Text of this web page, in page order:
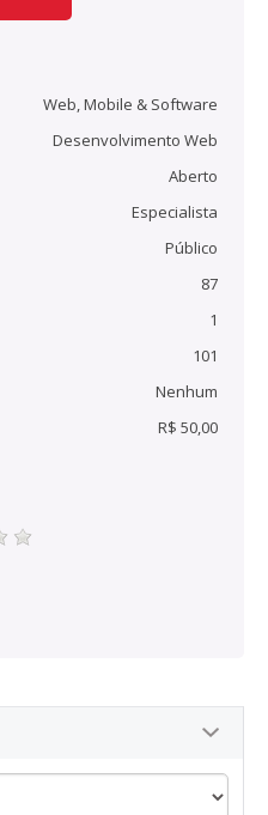
Web, Mobile & Software
Desenvolvimento Web
Aberto
Especialista
Público
87
1
101
Nenhum
R$ 50,00